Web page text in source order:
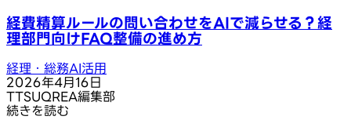
経費精算ルールの問い合わせをAIで減らせる？経
理部門向けFAQ整備の進め方
経理・総務AI活用
2026年4月16日
TTSUQREA編集部
続きを読む